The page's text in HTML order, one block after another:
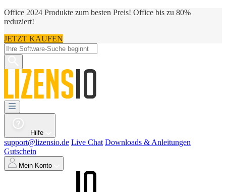
Office 2024 Produkte zum besten Preis! Office bis zu 80%
reduziert!
JETZT KAUFEN
Hilfe
support@lizensio.de Live Chat Downloads & Anleitungen
Gutschein
Mein Konto